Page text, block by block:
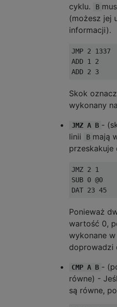
cyklu.
B
(możesz jej
informacji).
JMP 2 1337
ADD 1 2
Skok
wykonany
JMZ A B -
linii
B mają
JMZ 2 1
SUB 0 @0
Ponieważ
wartość 0,
wykonane
doprowadzi
CMP A B -
równe) -
są równe,